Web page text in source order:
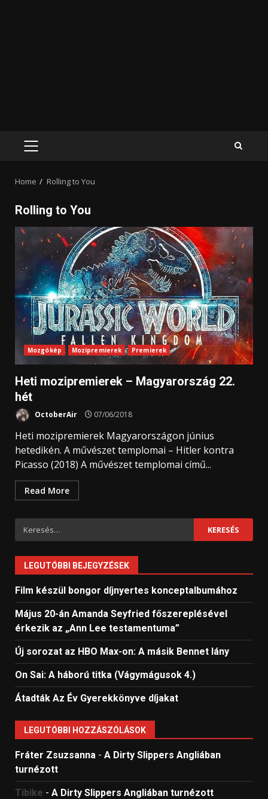
PRIMARY
Home Rolling to You
Rolling to You
Mozgókép Mozipremierek Premierek
Heti mozipremierek – Magyarország 22.
hét
OctoberAir 07/06/2018
Heti mozipremierek Magyarországon június
hetedikén. A művészet templomai – Hitler kontra
Picasso (2018) A művészet templomai című...
Read More
Keresés:
LEGUTÓBBI BEJEGYZÉSEK
Film készül bongor díjnyertes konceptalbumához
Május 20-án Amanda Seyfried főszereplésével
érkezik az „Ann Lee testamentuma”
Új sorozat az HBO Max-on: A másik Bennet lány
On Sai: A ​háború titka (Vágymágusok 4.)
Átadták Az Év Gyerekkönyve díjakat
LEGUTÓBBI HOZZÁSZÓLÁSOK
Fráter Zsuzsanna - A Dirty Slippers Angliában
turnézott
Tibike - A Dirty Slippers Angliában turnézott